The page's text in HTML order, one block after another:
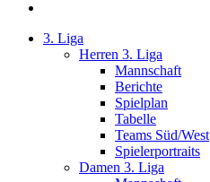
3. Liga
Herren 3. Liga
Mannschaft
Berichte
Spielplan
Tabelle
Teams Süd/West
Spielerportraits
Damen 3. Liga